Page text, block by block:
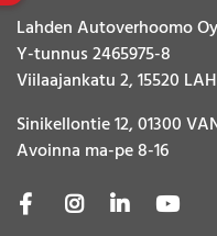
Lahden Autoverhoomo Oy
Y-tunnus 2465975-8
Viilaajankatu 2, 15520
Sinikellontie 12, 01300
Avoinna ma-pe 8-16